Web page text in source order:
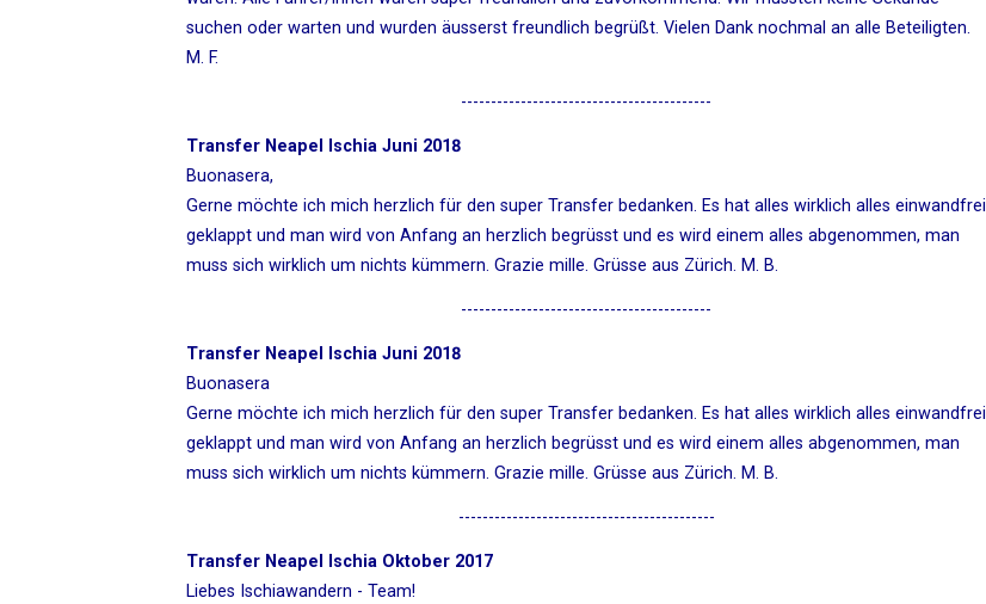
suchen oder warten und wurden äusserst freundlich begrüßt. Vielen Dank nochmal an alle Beteiligten.
M. F.
------------------------------------------
Transfer Neapel Ischia Juni 2018
Buonasera,
Gerne möchte ich mich herzlich für den super Transfer bedanken. Es hat alles wirklich alles einwandfrei
geklappt und man wird von Anfang an herzlich begrüsst und es wird einem alles abgenommen, man
muss sich wirklich um nichts kümmern. Grazie mille. Grüsse aus Zürich. M. B.
------------------------------------------
Transfer Neapel Ischia Juni 2018
Buonasera
Gerne möchte ich mich herzlich für den super Transfer bedanken. Es hat alles wirklich alles einwandfrei
geklappt und man wird von Anfang an herzlich begrüsst und es wird einem alles abgenommen, man
muss sich wirklich um nichts kümmern. Grazie mille. Grüsse aus Zürich. M. B.
-------------------------------------------
Transfer Neapel Ischia Oktober 2017
Liebes Ischiawandern - Team!